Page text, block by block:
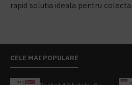
rapid solutia ideala pentru
CELE MAI POPULARE